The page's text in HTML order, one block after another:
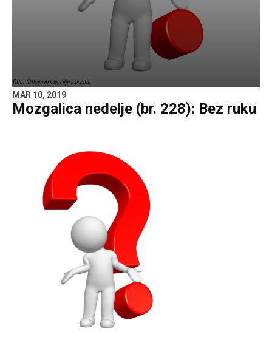
Foto: fizikapress.wordpress.com
MAR 10, 2019
Mozgalica nedelje (br. 228): Bez ruku